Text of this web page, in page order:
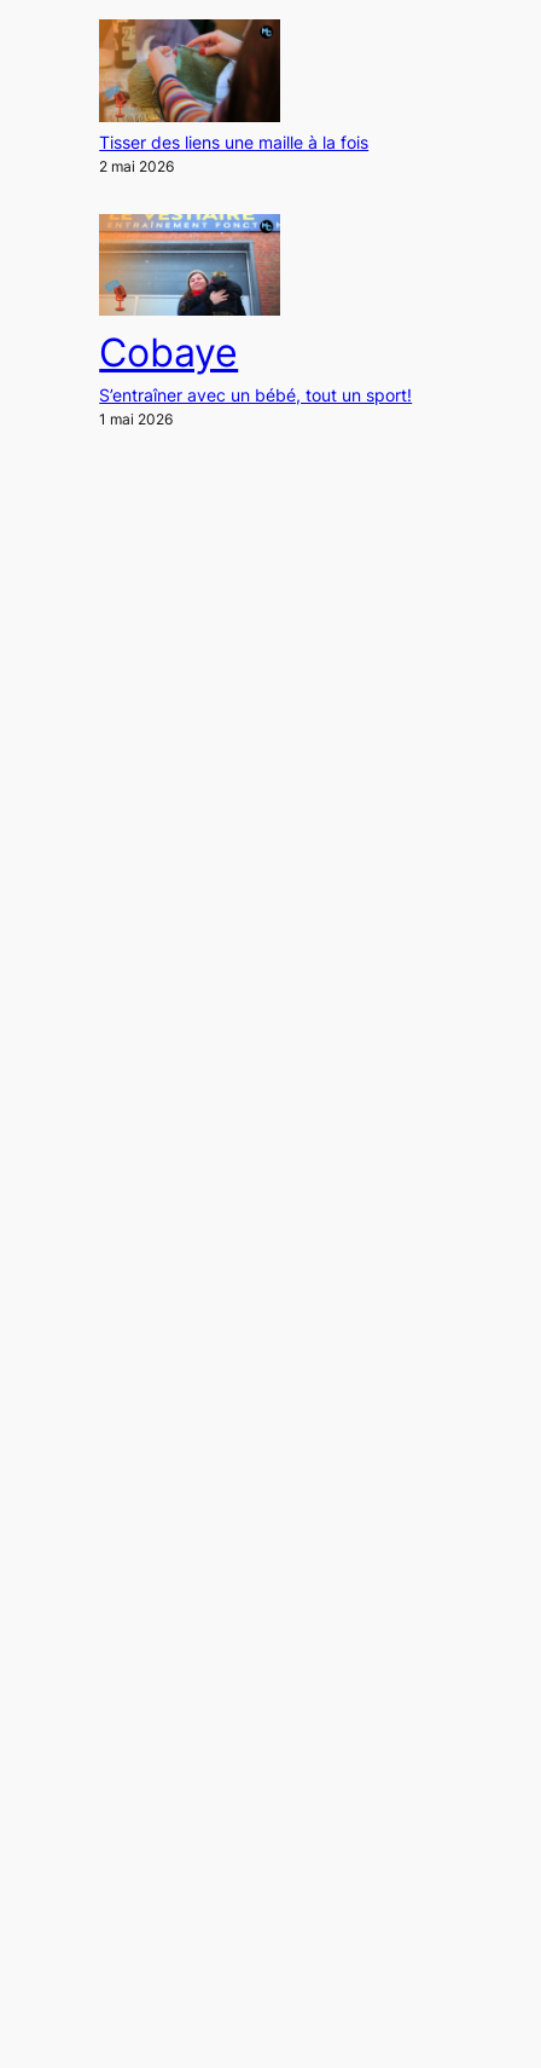
Tisser des liens une maille à la fois
2 mai 2026
Cobaye
S’entraîner avec un bébé, tout un sport!
1 mai 2026